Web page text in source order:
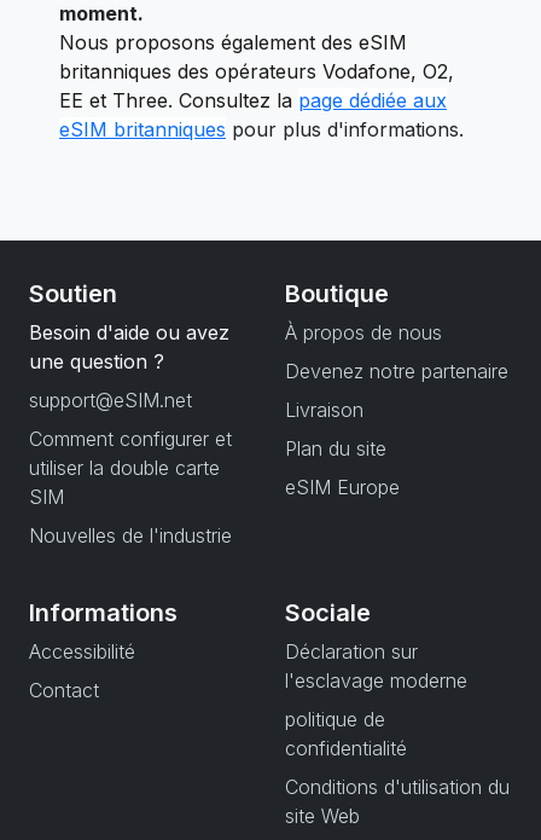
moment.
Nous proposons également des eSIM
britanniques des opérateurs Vodafone, O2,
EE et Three. Consultez la page dédiée aux
eSIM britanniques pour plus d'informations.
Soutien
Besoin d'aide ou avez
une question ?
support@eSIM.net
Comment configurer et
utiliser la double carte
SIM
Nouvelles de l'industrie
Boutique
À propos de nous
Devenez notre partenaire
Livraison
Plan du site
eSIM Europe
Informations
Accessibilité
Contact
Sociale
Déclaration sur
l'esclavage moderne
politique de
confidentialité
Conditions d'utilisation du
site Web